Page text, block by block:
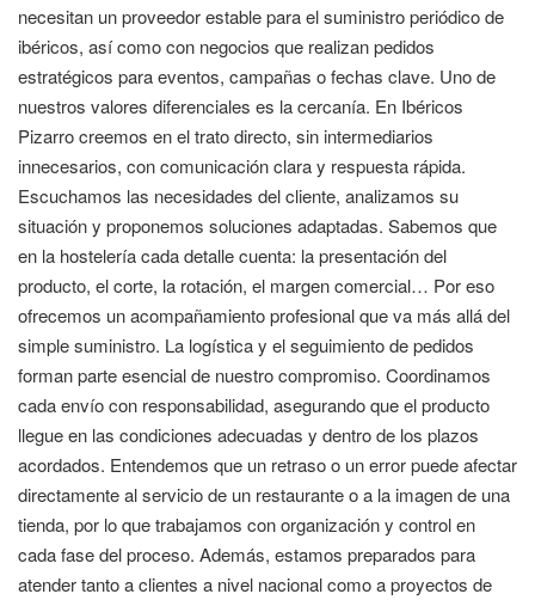
necesitan un proveedor estable para el suministro periódico de
ibéricos, así como con negocios que realizan pedidos
estratégicos para eventos, campañas o fechas clave. Uno de
nuestros valores diferenciales es la cercanía. En Ibéricos
Pizarro creemos en el trato directo, sin intermediarios
innecesarios, con comunicación clara y respuesta rápida.
Escuchamos las necesidades del cliente, analizamos su
situación y proponemos soluciones adaptadas. Sabemos que
en la hostelería cada detalle cuenta: la presentación del
producto, el corte, la rotación, el margen comercial… Por eso
ofrecemos un acompañamiento profesional que va más allá del
simple suministro. La logística y el seguimiento de pedidos
forman parte esencial de nuestro compromiso. Coordinamos
cada envío con responsabilidad, asegurando que el producto
llegue en las condiciones adecuadas y dentro de los plazos
acordados. Entendemos que un retraso o un error puede afectar
directamente al servicio de un restaurante o a la imagen de una
tienda, por lo que trabajamos con organización y control en
cada fase del proceso. Además, estamos preparados para
atender tanto a clientes a nivel nacional como a proyectos de